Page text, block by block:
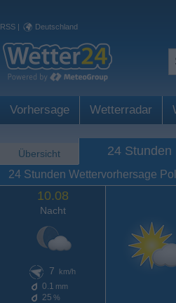
RSS | Deutschland
Vorhersage Wetterradar
Übersicht 24 Stunden
24 Stunden Wettervorhersage
10.08
Nacht
7 km/h
0.1 mm
25 %